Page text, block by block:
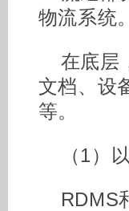
物流系统。
在底层
文档、设
等。
（1）
RDMS